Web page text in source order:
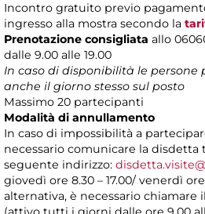
Incontro gratuito previo
ingresso alla mostra secondo la
Prenotazione consigliata allo
dalle 9.00 alle 19.00
In caso di disponibilità le persone
anche il giorno stesso sul posto
Massimo 20 partecipanti
Modalità di annullamento
In caso di impossibilità a
necessario comunicare la disdetta
seguente indirizzo:
giovedì ore 8.30 – 17.00/ venerdì ore
alternativa, è necessario chiamare